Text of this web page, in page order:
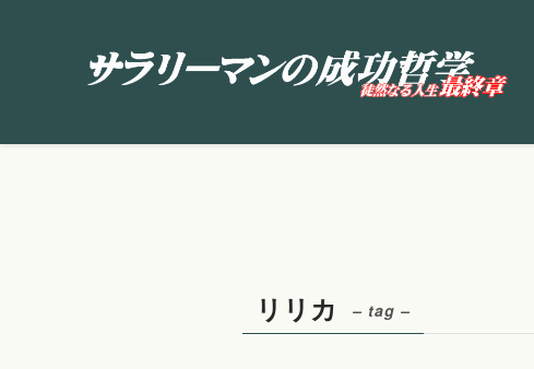
リリカ – tag –